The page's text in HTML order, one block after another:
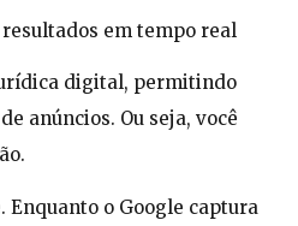
em tempo real
digital, permitindo
anúncios. Ou seja, você
Enquanto o Google captura